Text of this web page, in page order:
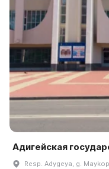
Адигейская
Resp. Adygeya, g.